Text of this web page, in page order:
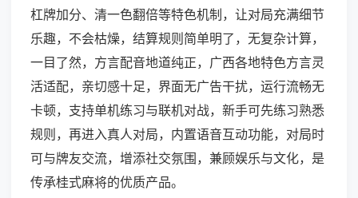
杠牌加分、清一色翻倍等特色机制，让对局充满细节
乐趣，不会枯燥，结算规则简单明了，无复杂计算，
一目了然，方言配音地道纯正，广西各地特色方言灵
活适配，亲切感十足，界面无广告干扰，运行流畅无
卡顿，支持单机练习与联机对战，新手可先练习熟悉
规则，再进入真人对局，内置语音互动功能，对局时
可与牌友交流，增添社交氛围，兼顾娱乐与文化，是
传承桂式麻将的优质产品。